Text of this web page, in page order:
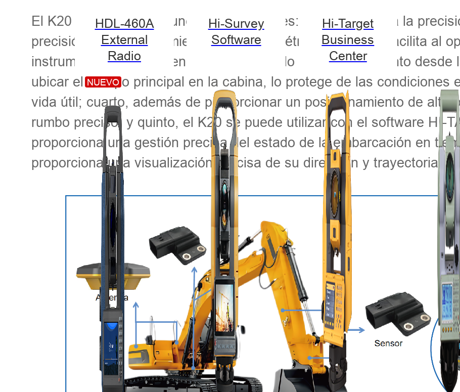
HDL-460A
External
Radio
Hi-Survey
Software
Hi-Target
Business
Center
NUEVO
El K20 cumple cuatro funciones principales: primero, mejora la
precisión de posicionamiento RTK centimétrica; segundo, facilita al
instrumento y la comprensión de su estado de funcionamiento desde
ubicar el cuerpo principal en la cabina, lo protege de las condiciones
vida útil; cuarto, además de proporcionar un posicionamiento de alta
rumbo preciso; y quinto, el K20 se puede utilizar con el software HI-
proporciona una gestión precisa del estado de la embarcación en
proporciona una visualización precisa de su dirección y trayectoria.